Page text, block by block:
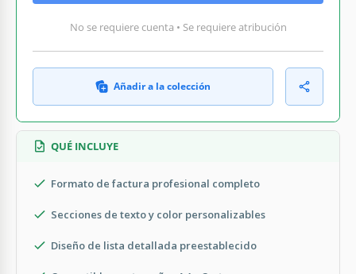
No se requiere cuenta • Se requiere atribución
Añadir a la colección
QUÉ INCLUYE
Formato de factura profesional completo
Secciones de texto y color personalizables
Diseño de lista detallada preestablecido